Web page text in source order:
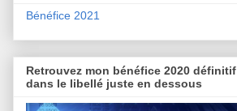
Bénéfice 2021
Retrouvez mon bénéfice 2020 définitif
dans le libellé juste en dessous